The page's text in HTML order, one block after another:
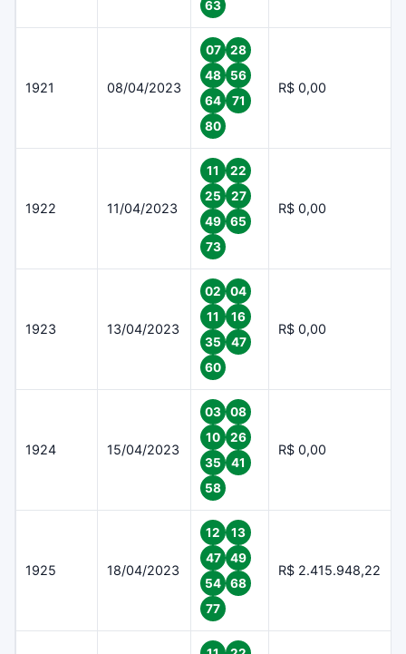
63
1921 08/04/2023
07
28
48
56
64
71
80
R$ 0,00
1922 11/04/2023
11
22
25
27
49
65
73
R$ 0,00
1923 13/04/2023
02
04
11
16
35
47
60
R$ 0,00
1924 15/04/2023
03
08
10
26
35
41
58
R$ 0,00
1925 18/04/2023
12
13
47
49
54
68
77
R$ 2.415.948,22